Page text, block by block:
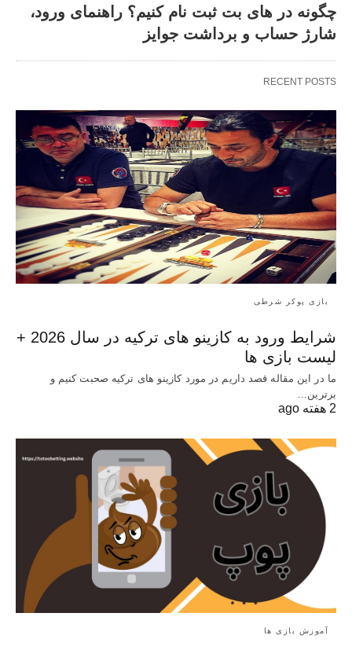
چگونه در های بت ثبت ‌نام کنیم؟ راهنمای ورود،
شارژ حساب و برداشت جوایز
RECENT POSTS
بازی پوکر شرطی
شرایط ورود به کازینو های ترکیه در سال 2026 +
لیست بازی ها
ما در این مقاله قصد داریم در مورد کازینو های ترکیه صحبت کنیم و
برترین…
2 هفته ago
آموزش بازی ها